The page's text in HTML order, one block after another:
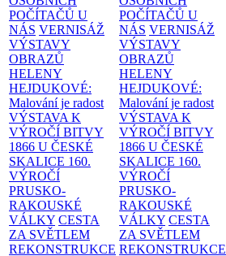
POČÍTAČŮ U
NÁS VERNISÁŽ
VÝSTAVY
OBRAZŮ
HELENY
HEJDUKOVÉ:
Malování je radost
VÝSTAVA K
VÝROČÍ BITVY
1866 U ČESKÉ
SKALICE 160.
VÝROČÍ
PRUSKO-
RAKOUSKÉ
VÁLKY CESTA
ZA SVĚTLEM
REKONSTRUKCE
POČÍTAČŮ U
NÁS VERNISÁŽ
VÝSTAVY
OBRAZŮ
HELENY
HEJDUKOVÉ:
Malování je radost
VÝSTAVA K
VÝROČÍ BITVY
1866 U ČESKÉ
SKALICE 160.
VÝROČÍ
PRUSKO-
RAKOUSKÉ
VÁLKY CESTA
ZA SVĚTLEM
REKONSTRUKCE